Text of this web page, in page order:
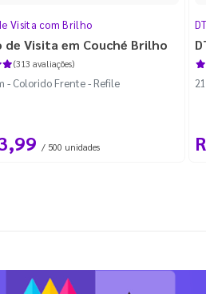
Visita com Brilho
de Visita em Couché Brilho
(313 avaliações)
- Colorido Frente - Refile
/ 500 unidades